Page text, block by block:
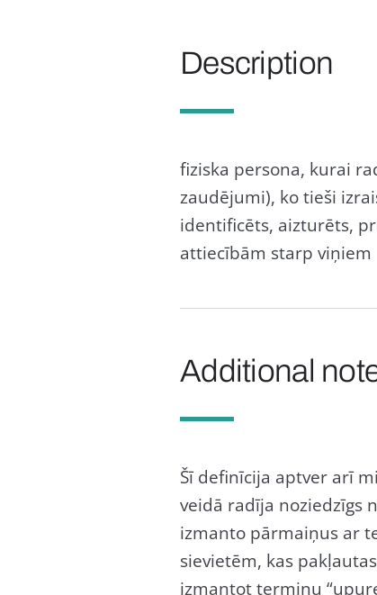
Description
fiziska persona, kurai
zaudējumi), ko tieši
identificēts, aizturēts,
attiecībām starp viņiem
Additional
Šī definīcija aptver arī
veidā radīja noziedzīgs
izmanto pārmaiņus ar
sievietēm, kas
izmantot terminu